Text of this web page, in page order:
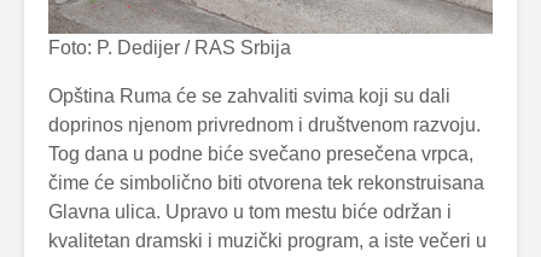
Foto: P. Dedijer / RAS Srbija
Opština Ruma će se zahvaliti svima koji su dali
doprinos njenom privrednom i društvenom razvoju.
Tog dana u podne biće svečano presečena vrpca,
čime će simbolično biti otvorena tek rekonstruisana
Glavna ulica. Upravo u tom mestu biće održan i
kvalitetan dramski i muzički program, a iste večeri u